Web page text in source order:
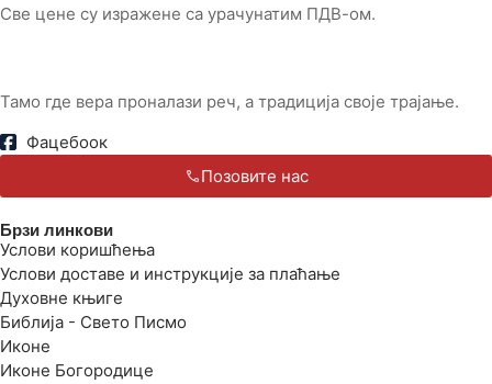
Све цене су изражене са урачунатим ПДВ-ом.
Тамо где вера проналази реч, а традиција своје трајање.
Фацебоок
Позовите нас
Брзи линкови
Услови коришћења
Услови доставе и инструкције за плаћање
Духовне књиге
Библија - Свето Писмо
Иконе
Иконе Богородице